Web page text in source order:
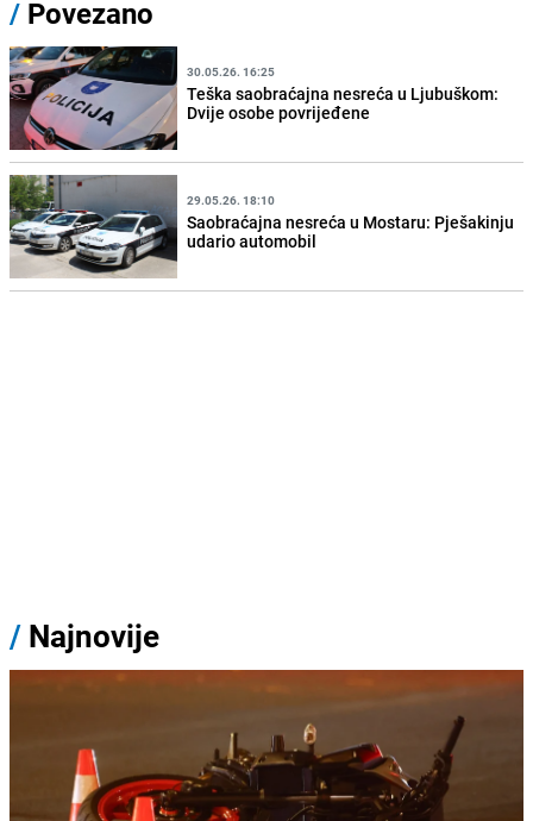
/ Povezano
30.05.26. 16:25
Teška saobraćajna nesreća u Ljubuškom:
Dvije osobe povrijeđene
29.05.26. 18:10
Saobraćajna nesreća u Mostaru: Pješakinju
udario automobil
/ Najnovije